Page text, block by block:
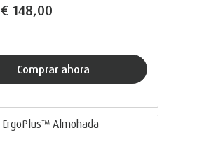
€ 148,00
Comprar ahora